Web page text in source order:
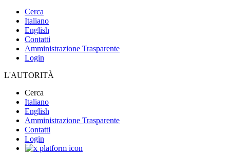
Cerca
Italiano
English
Contatti
Amministrazione Trasparente
Login
L'AUTORITÀ
Cerca
Italiano
English
Amministrazione Trasparente
Contatti
Login